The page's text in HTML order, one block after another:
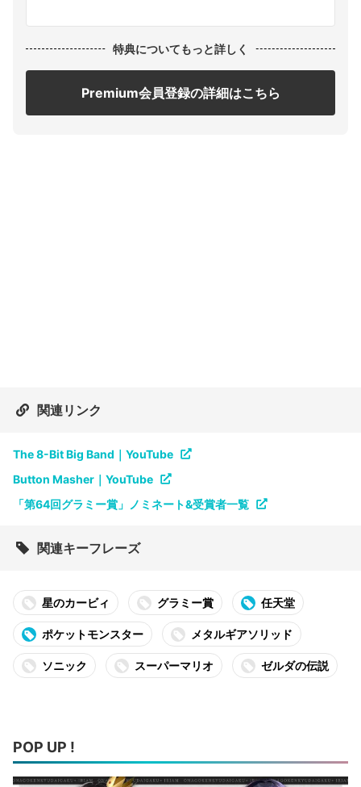
特典についてもっと詳しく
Premium会員登録の詳細はこちら
関連リンク
The 8-Bit Big Band｜YouTube
Button Masher｜YouTube
「第64回グラミー賞」ノミネート&受賞者一覧
関連キーフレーズ
星のカービィ グラミー賞 任天堂
ポケットモンスター メタルギアソリッド
ソニック スーパーマリオ ゼルダの伝説
POP UP !